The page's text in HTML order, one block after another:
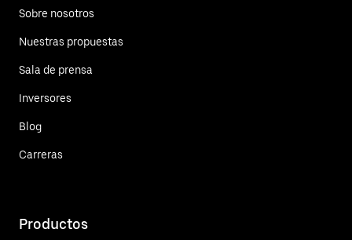
Sobre nosotros
Nuestras propuestas
Sala de prensa
Inversores
Blog
Carreras
Productos